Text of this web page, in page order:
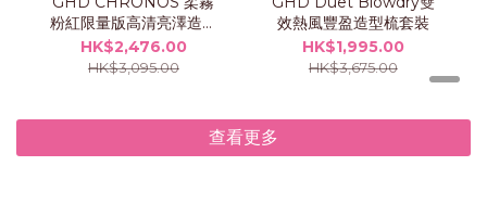
粉紅限量版高清亮澤造型
夾
HK$2,476.00
HK$3,095.00
效熱風豐盈造型梳套裝
HK$1,995.00
HK$3,675.00
查看更多